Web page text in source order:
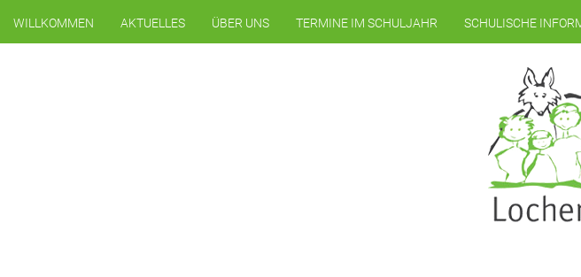
WILLKOMMEN AKTUELLES ÜBER UNS TERMINE IM SCHULJAHR SCHULISCHE